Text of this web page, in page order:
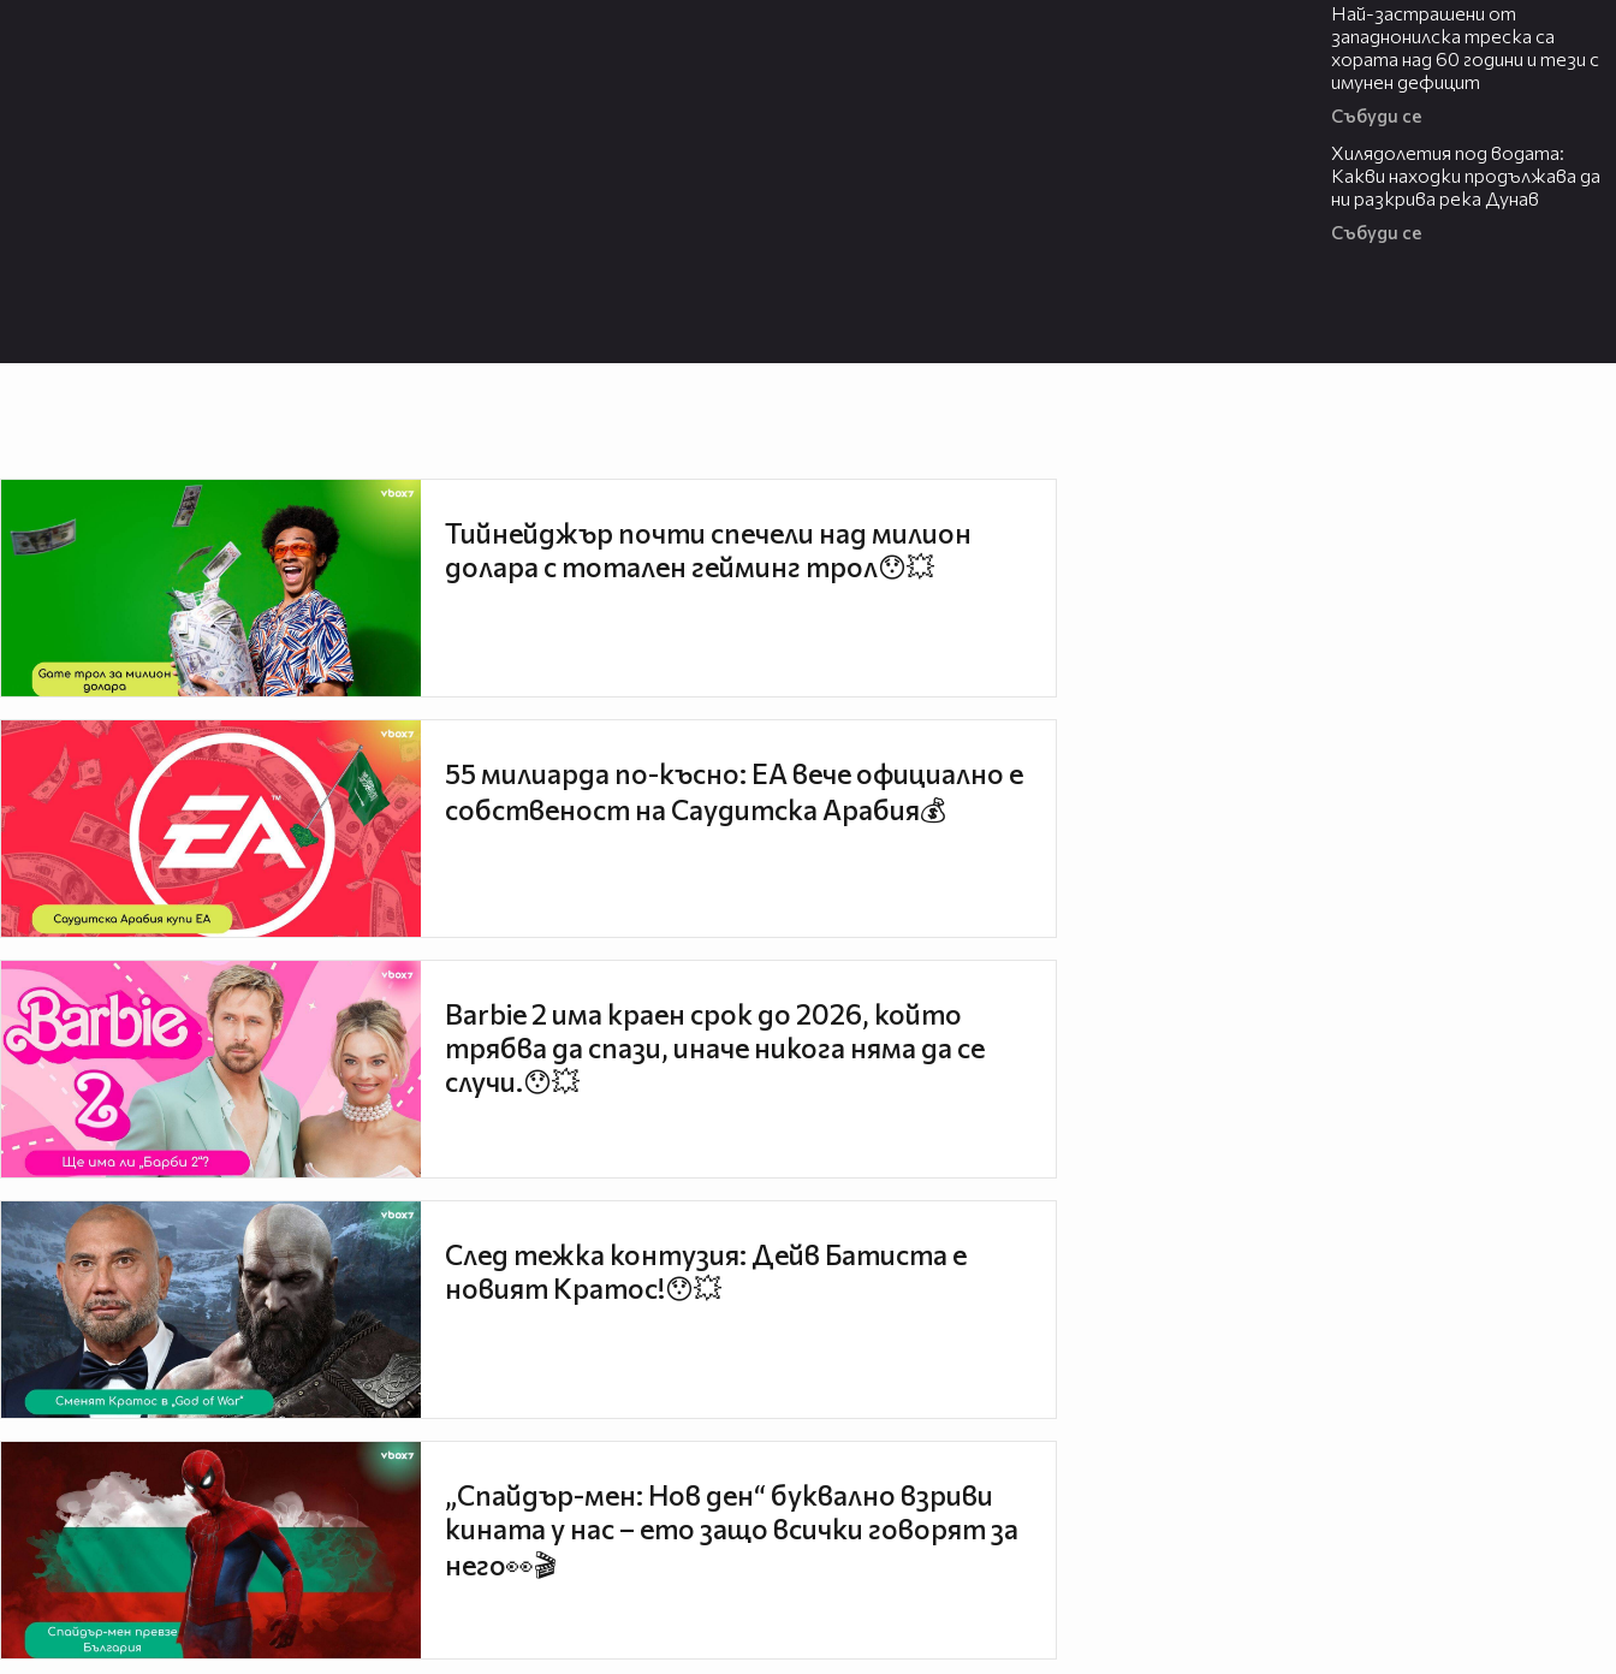
Най-застрашени от
западнонилска треска са
хората над 60 години и тези с
имунен дефицит
Събуди се
Хилядолетия под водата:
Какви находки продължава да
ни разкрива река Дунав
Събуди се
Тийнейджър почти спечели над милион
долара с тотален гейминг трол😯💥
55 милиарда по-късно: EA вече официално е
собственост на Саудитска Арабия💰
Barbie 2 има краен срок до 2026, който
трябва да спази, иначе никога няма да се
случи.😯💥
След тежка контузия: Дейв Батиста е
новият Кратос!😯💥
„Спайдър-мен: Нов ден“ буквално взриви
кината у нас – ето защо всички говорят за
него👀🎬